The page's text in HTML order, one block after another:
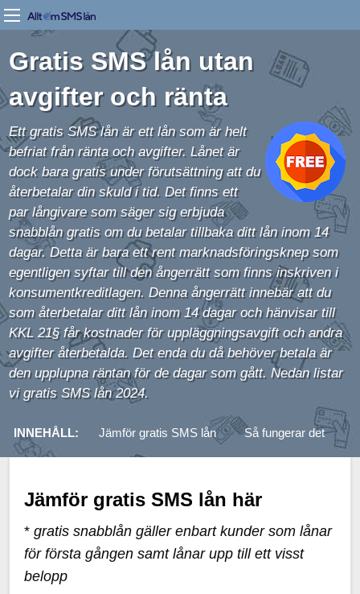
Gratis SMS lån utan
avgifter och ränta
Ett gratis SMS lån är ett lån som är helt
befriat från ränta och avgifter. Lånet är
dock bara gratis under förutsättning att du
återbetalar din skuld i tid. Det finns ett
par långivare som säger sig erbjuda
snabblån gratis om du betalar tillbaka ditt lån inom 14
dagar. Detta är bara ett rent marknadsföringsknep som
egentligen syftar till den ångerrätt som finns inskriven i
konsumentkreditlagen. Denna ångerrätt innebär att du
som återbetalar ditt lån inom 14 dagar och hänvisar till
KKL 21§ får kostnader för uppläggningsavgift och andra
avgifter återbetalda. Det enda du då behöver betala är
den upplupna räntan för de dagar som gått. Nedan listar
vi gratis SMS lån 2024.
INNEHÅLL: Jämför gratis SMS lån Så fungerar det
Jämför gratis SMS lån här
*gratis snabblån gäller enbart kunder som lånar
för första gången samt lånar upp till ett visst
belopp